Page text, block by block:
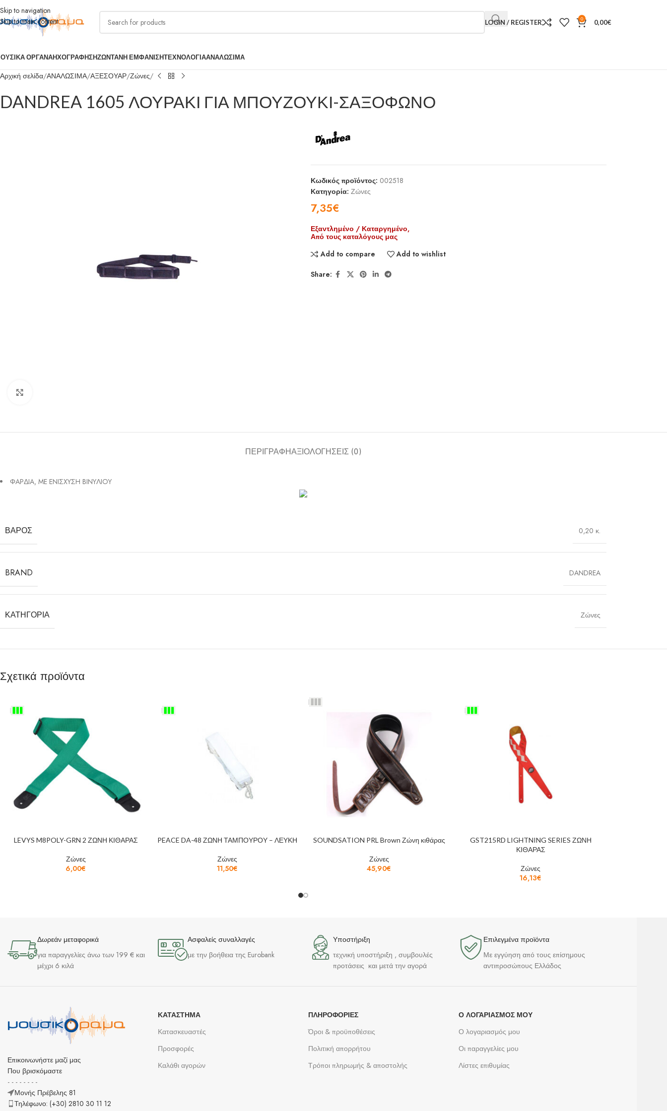
Skip to navigation
Skip to main content
LOGIN / REGISTER 0 0,00€
ΟΡΓΑΝΑΗΧΟΓΡΑΦΗΣΗΖΩΝΤΑΝΗ ΕΜΦΑΝΙΣΗΤΕΧΝΟΛΟΓΙΑΑΝΑΛΩΣΙΜΑ
Αρχική σελίδα ΑΝΑΛΩΣΙΜΑ ΑΞΕΣΟΥΑΡ Ζώνες
DANDREA 1605 ΛΟΥΡΑΚΙ ΓΙΑ ΜΠΟΥΖΟΥΚΙ-ΣΑΞΟΦΩΝΟ
Κωδικός προϊόντος: 002518
Κατηγορία: Ζώνες
7,35€
Εξαντλημένο / Καταργημένο,
Από τους καταλόγους μας
Add to compare
Add to wishlist
Share:
ΠΕΡΙΓΡΑΦΉΑΞΙΟΛΟΓΉΣΕΙΣ (0)
ΦAPΔIA, ME ENIΣXYΣH BINYΛIOY
ΒΆΡΟΣ 0,20 κ.
BRAND DANDREA
ΚΑΤΗΓΟΡΊΑ Ζώνες
Σχετικά προϊόντα
LEVYS M8POLY-GRN 2 ΖΩΝΗ ΚΙΘΑΡΑΣ
Ζώνες
6,00€
PEACE DA-48 ΖΩΝΗ ΤΑΜΠΟΥΡΟΥ – ΛΕΥΚΗ
Ζώνες
11,50€
SOUNDSATION PRL Brown Ζώνη κιθάρας
Ζώνες
45,90€
GST215RD LIGHTNING SERIES ΖΩΝΗ
ΚΙΘΑΡΑΣ
Ζώνες
16,13€
Δωρεάν μεταφορικά
για παραγγελίες άνω των 199 € και
μέχρι 6 κιλά
Ασφαλείς συναλλαγές
με την βοήθεια της Eurobank
Υποστήριξη
τεχνική υποστήριξη , συμβουλές
προτάσεις και μετά την αγορά
Επιλεγμένα προϊόντα​
Με εγγύηση από τους επίσημους
αντιπροσώπους Ελλάδος
Επικοινωνήστε μαζί μας
Που βρισκόμαστε
- - - - - - - -
Μονής Πρέβελης 81
Τηλέφωνο: (+30) 2810 30 11 12
ΚΑΤΆΣΤΗΜΑ
Κατασκευαστές
Προσφορές
Καλάθι αγορών
ΠΛΗΡΟΦΟΡΊΕΣ
Όροι & προϋποθέσεις
Πολιτική απορρήτου
Τρόποι πληρωμής & αποστολής
Ο ΛΟΓΑΡΙΑΣΜΌΣ ΜΟΥ
Ο λογαριασμός μου
Οι παραγγελίες μου
Λίστες επιθυμίας